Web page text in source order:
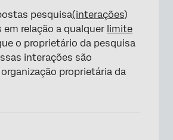
pesquisa(interações)
relação a qualquer limite
o proprietário da pesquisa
interações são
proprietária da